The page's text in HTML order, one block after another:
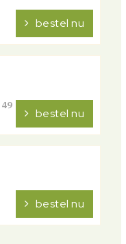
bestel nu
49
bestel nu
bestel nu